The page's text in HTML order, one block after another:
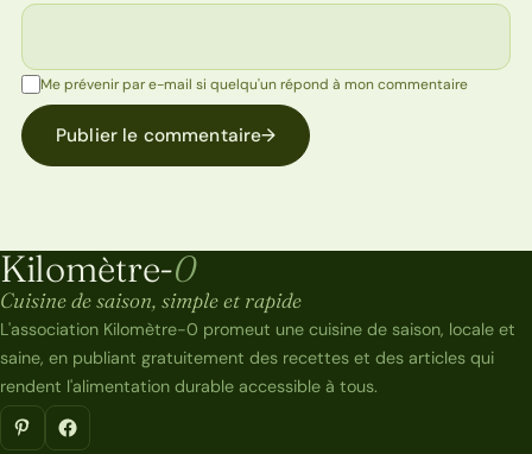
Me prévenir par e-mail si quelqu'un répond à mon commentaire
Publier le commentaire→
Kilomètre-0
Kilomètre-0
Cuisine de saison, simple et rapide
L'association Kilomètre-0 promeut une cuisine de saison, locale et
saine, en publiant gratuitement des recettes et des articles qui
rendent l'alimentation durable accessible à tous.